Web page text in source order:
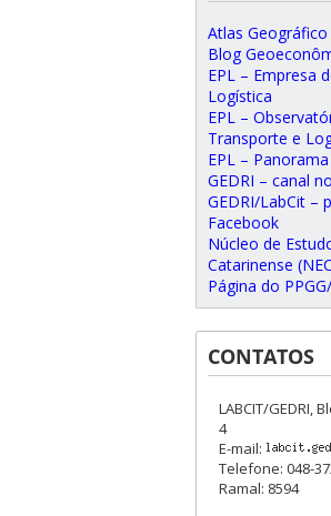
Atlas
Blog
EPL – Empresa
Logística
EPL –
Transporte e
EPL –
GEDRI – canal
GEDRI/LabCit –
Facebook
Núcleo de
Catarinense
Página do
CONTATOS
LABCIT/GEDRI,
4
E-mail:
Telefone: 048-
Ramal: 8594